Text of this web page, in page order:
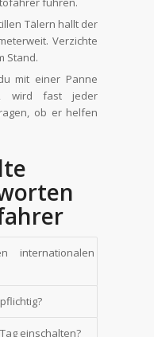
Tälern hallt der
Verzichte
Stand.
mit einer Panne
wird fast jeder
ob er helfen
internationalen
einschalten?